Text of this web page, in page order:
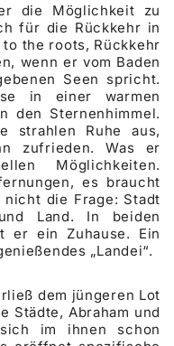
die Möglichkeit zu
für die Rückkehr in
the roots, Rückkehr
wenn er vom Baden
Seen spricht.
in einer warmen
den Sternenhimmel.
strahlen Ruhe aus,
zufrieden. Was er
Möglichkeiten.
es braucht
die Frage: Stadt
Land. In beiden
er ein Zuhause. Ein
„Landei“.
dem jüngeren Lot
Städte, Abraham und
im ihnen schon